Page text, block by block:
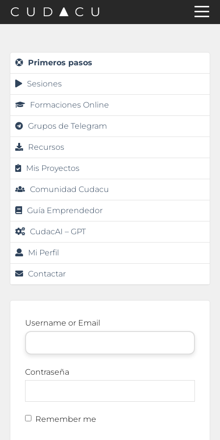
Saltar
a
navegación
principal
Saltar
al
principal
Saltar
a
barra
lateral
principal
Primeros pasos
Sesiones
Formaciones Online
Grupos de Telegram
Recursos
Mis Proyectos
Comunidad Cudacu
Guía Emprendedor
CudacAI – GPT
Mi Perfil
Contactar
Username or Email
Contraseña
Remember me